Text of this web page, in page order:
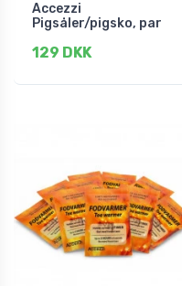
Accezzi
Pigsåler/pigsko, par
129 DKK